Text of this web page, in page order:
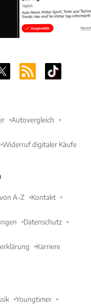
Autovergleich
Widerruf digitaler Käufe
A-Z Kontakt
Datenschutz
Karriere
Youngtimer